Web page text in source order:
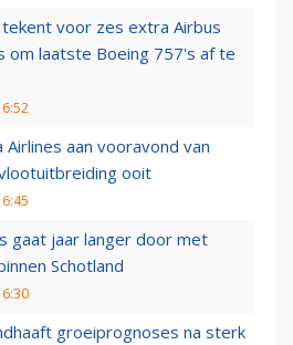
tekent voor zes extra Airbus
om laatste Boeing 757's af te
Airlines aan vooravond van
ooit
gaat jaar langer door met
Schotland
groeiprognoses na sterk